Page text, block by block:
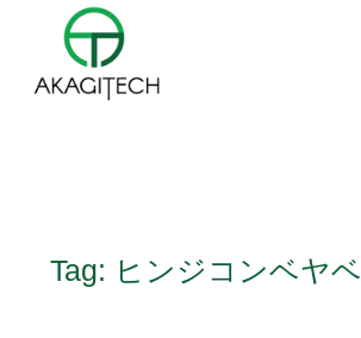
Tag: ヒンジコンベヤ